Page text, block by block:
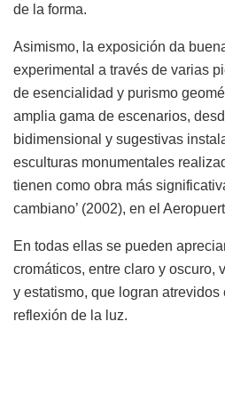
de la forma.
Asimismo, la exposición da
experimental a través de varias
de esencialidad y purismo
amplia gama de escenarios,
bidimensional y sugestivas
esculturas monumentales
tienen como obra más
cambiano’ (2002), en el
En todas ellas se pueden
cromáticos, entre claro y oscuro,
y estatismo, que logran
reflexión de la luz.